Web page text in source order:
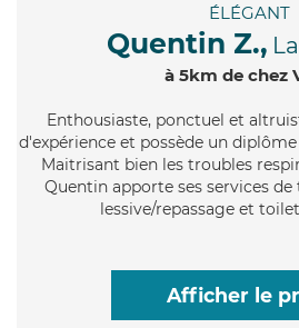
ÉLÉGANT
Quentin Z.,
à 5km de chez
Enthousiaste, ponctuel et
d'expérience et possède un
Maitrisant bien les troubles
Quentin apporte ses services
lessive/repassage et
Afficher le